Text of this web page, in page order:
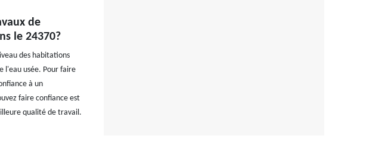
de
le 24370?
des habitations
l'eau usée. Pour faire
à un
faire confiance est
qualité de travail.